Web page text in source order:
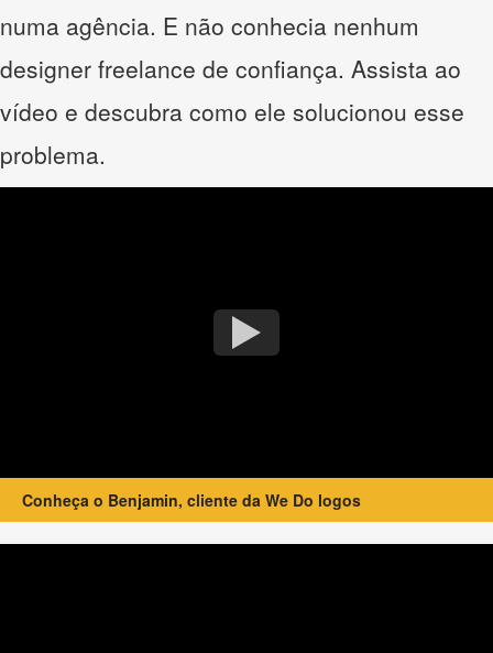
numa agência. E não conhecia nenhum
designer freelance de confiança. Assista ao
vídeo e descubra como ele solucionou esse
problema.
Conheça o Benjamin, cliente da We Do logos